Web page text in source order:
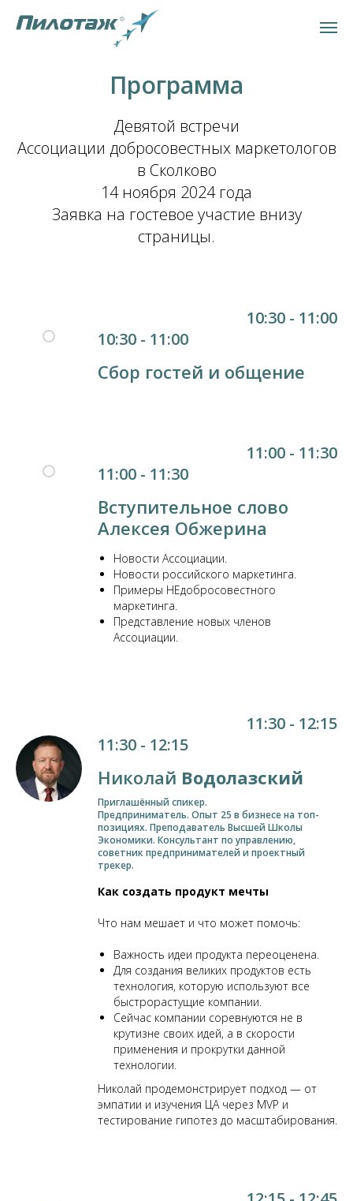
Программа
Девятой встречи
Ассоциации добросовестных маркетологов
в Сколково
14 ноября 2024 года
Заявка на гостевое участие внизу
страницы.
10:30 - 11:00
10:30 - 11:00
Сбор гостей и общение
11:00 - 11:30
11:00 - 11:30
Вступительное слово
Алексея Обжерина
Новости Ассоциации.
Новости российского маркетинга.
Примеры НЕдобросовестного
маркетинга.
Представление новых членов
Ассоциации.
11:30 - 12:15
11:30 - 12:15
Николай Водолазский
Приглашённый спикер.
Предприниматель. Опыт 25 в бизнесе на топ-
позициях. Преподаватель Высшей Школы
Экономики. Консультант по управлению,
советник предпринимателей и проектный
трекер.
Как создать продукт мечты
Что нам мешает и что может помочь:
Важность идеи продукта переоценена.
Для создания великих продуктов есть
технология, которую используют все
быстрорастущие компании.
Сейчас компании соревнуются не в
крутизне своих идей, а в скорости
применения и прокрутки данной
технологии.
Николай продемонстрирует подход — от
эмпатии и изучения ЦА через MVP и
тестирование гипотез до масштабирования.